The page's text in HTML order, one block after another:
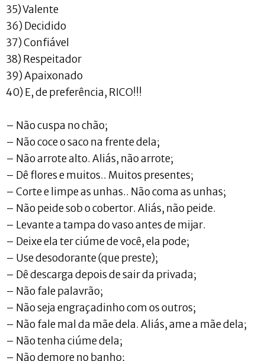
35) Valente
36) Decidido
37) Confiável
38) Respeitador
39) Apaixonado
40) E, de preferência, RICO!!!
– Não cuspa no chão;
– Não coce o saco na frente dela;
– Não arrote alto. Aliás, não arrote;
– Dê flores e muitos.. Muitos presentes;
– Corte e limpe as unhas.. Não coma as unhas;
– Não peide sob o cobertor. Aliás, não peide.
– Levante a tampa do vaso antes de mijar.
– Deixe ela ter ciúme de você, ela pode;
– Use desodorante (que preste);
– Dê descarga depois de sair da privada;
– Não fale palavrão;
– Não seja engraçadinho com os outros;
– Não fale mal da mãe dela. Aliás, ame a mãe dela;
– Não tenha ciúme dela;
– Não demore no banho;